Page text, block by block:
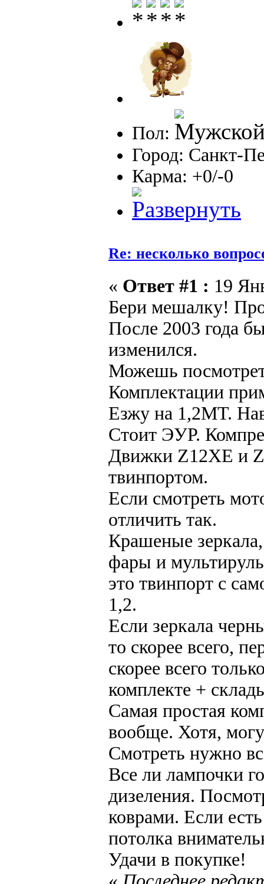
Пол:
Город: Санкт-
Карма: +0/-0
Re: несколько
« Ответ #1 : 19
Бери мешалку!
После 2003 года
изменился.
Можешь
Комплектации
Езжу на 1,2МТ.
Стоит ЭУР.
Движки Z12XE и
твинпортом.
Если смотреть
отличить так.
Крашеные
фары и
это твинпорт с
1,2.
Если зеркала
то скорее всего,
скорее всего
комплекте +
Самая простая
вообще. Хотя,
Смотреть нужно
Все ли лампочки
дизеления.
коврами. Если
потолка
Удачи в покупке!